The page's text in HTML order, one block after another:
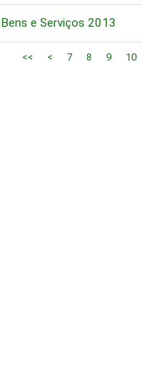
Bens e Serviços 2013
<< < 7 8 9 10